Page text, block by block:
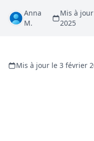
Anna
M.
Mis à
2025
Mis à jour le 3 février